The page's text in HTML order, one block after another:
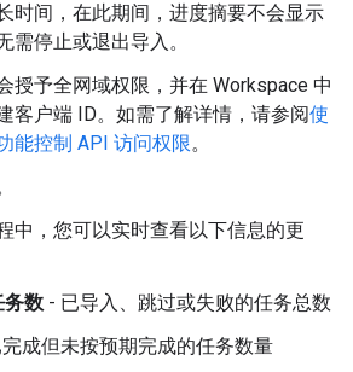
时间，在此期间，进度摘要不会显示
需停止或退出导入。
授予全网域权限，并在 Workspace 中
客户端 ID。如需了解详情，请参阅使
能控制 API 访问权限。
中，您可以实时查看以下信息的更
务数 - 已导入、跳过或失败的任务总数
成但未按预期完成的任务数量